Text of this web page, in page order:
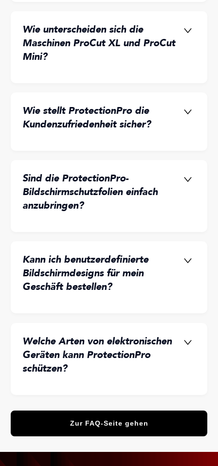
Wie unterscheiden sich die
Maschinen ProCut XL und ProCut
Mini?
Wie stellt ProtectionPro die
Kundenzufriedenheit sicher?
Sind die ProtectionPro-
Bildschirmschutzfolien einfach
anzubringen?
Kann ich benutzerdefinierte
Bildschirmdesigns für mein
Geschäft bestellen?
Welche Arten von elektronischen
Geräten kann ProtectionPro
schützen?
Zur FAQ-Seite gehen